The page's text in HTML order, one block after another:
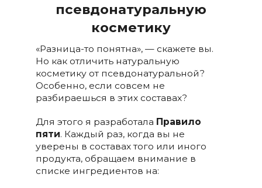
псевдонатуральную
косметику
«Разница-то понятна», — скажете вы.
Но как отличить натуральную
косметику от псевдонатуральной?
Особенно, если совсем не
разбираешься в этих составах?
Для этого я разработала Правило
пяти. Каждый раз, когда вы не
уверены в составах того или иного
продукта, обращаем внимание в
списке ингредиентов на: